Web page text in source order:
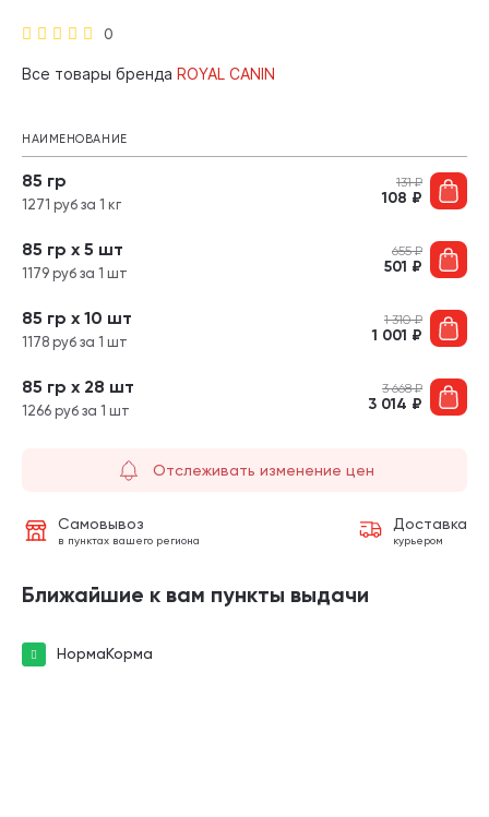
0
Все товары бренда ROYAL CANIN
НАИМЕНОВАНИЕ
85 гр
1271 руб за 1 кг
131₽
108 ₽
85 гр х 5 шт
1179 руб за 1 шт
655₽
501 ₽
85 гр х 10 шт
1178 руб за 1 шт
1 310₽
1 001 ₽
85 гр х 28 шт
1266 руб за 1 шт
3 668₽
3 014 ₽
Отслеживать изменение цен
Самовывоз
в пунктах вашего региона
Доставка
курьером
Ближайшие к вам пункты выдачи
НормаКорма